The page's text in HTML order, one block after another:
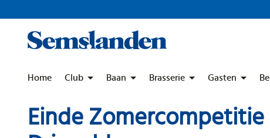
Home Club Baan Brasserie Gasten
Einde Zomercompetitie